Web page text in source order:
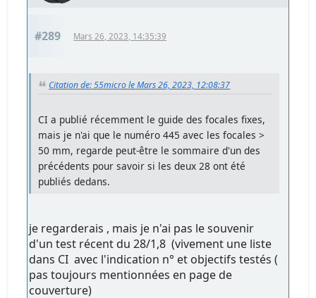
#289 Mars 26, 2023, 14:35:39
Citation de: 55micro le Mars 26, 2023, 12:08:37
CI a publié récemment le guide des focales fixes,
mais je n'ai que le numéro 445 avec les focales >
50 mm, regarde peut-être le sommaire d'un des
précédents pour savoir si les deux 28 ont été
publiés dedans.
je regarderais , mais je n'ai pas le souvenir
d'un test récent du 28/1,8 (vivement une liste
dans CI avec l'indication n° et objectifs testés (
pas toujours mentionnées en page de
couverture)